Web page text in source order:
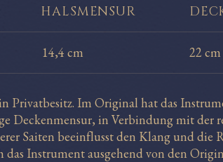
HALSMENSUR
14,4 cm 22 cm
Privatbesitz. Im Original hat das
Deckenmensur, in Verbindung mit der
Saiten beeinflusst den Klang und die
Instrument ausgehend von den